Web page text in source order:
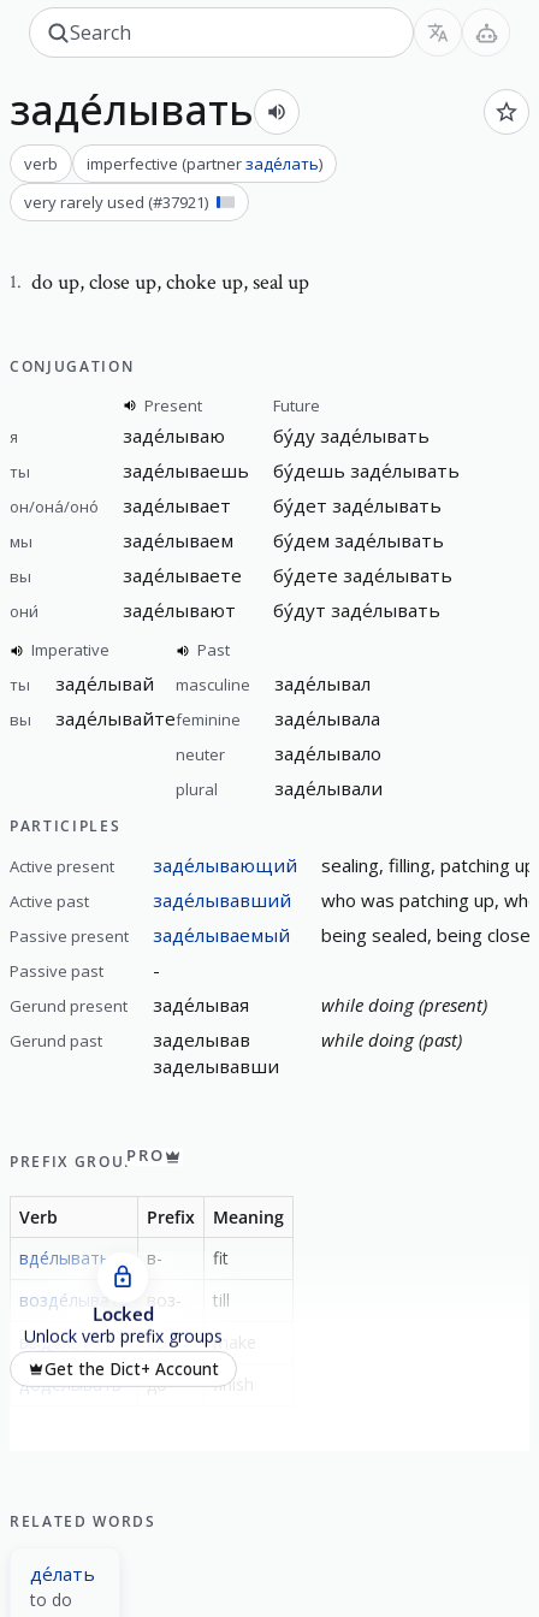
заде́лывать
verb imperfective (partnerзаде́лать)
very rarely used (#37921)
1. do up,close up, choke up, seal up
CONJUGATION
Present
Future
я
заде́лываю бу́ду заде́лывать
ты заде́лываешь бу́дешь заде́лывать
он/она́/оно́ заде́лывает бу́дет заде́лывать
мы заде́лываем бу́дем заде́лывать
вы заде́лываете бу́дете заде́лывать
они́ заде́лывают бу́дут заде́лывать
Imperative
ты
заде́лывай
вы заде́лывайте
Past
masculine
заде́лывал
feminine заде́лывала
neuter заде́лывало
plural заде́лывали
PARTICIPLES
Active present заде́лывающий sealing, filling, patching
Active past заде́лывавший who was patching up,
Passive present заде́лываемый being sealed, being
Passive past -
Gerund present заде́лывая while doing (present)
Gerund past
заделывав
заделывавши
while doing (past)
PREFIX GROUPPRO
Verb Prefix
Meaning
вде́лывать
в-
fit
возде́лывать
воз-
till
выде́лывать
вы-
make
доде́лывать
до- finish
Locked
Unlock verb prefix groups
Get the Dict+ Account
RELATED WORDS
де́лать
to do